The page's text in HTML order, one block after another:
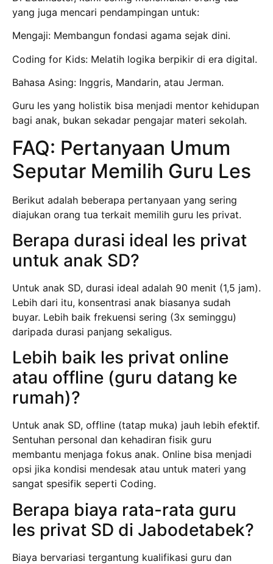
yang juga mencari pendampingan untuk:
Mengaji: Membangun fondasi agama sejak dini.
Coding for Kids: Melatih logika berpikir di era digital.
Bahasa Asing: Inggris, Mandarin, atau Jerman.
Guru les yang holistik bisa menjadi mentor kehidupan
bagi anak, bukan sekadar pengajar materi sekolah.
FAQ: Pertanyaan Umum
Seputar Memilih Guru Les
Berikut adalah beberapa pertanyaan yang sering
diajukan orang tua terkait memilih guru les privat.
Berapa durasi ideal les privat
untuk anak SD?
Untuk anak SD, durasi ideal adalah 90 menit (1,5 jam).
Lebih dari itu, konsentrasi anak biasanya sudah
buyar. Lebih baik frekuensi sering (3x seminggu)
daripada durasi panjang sekaligus.
Lebih baik les privat online
atau offline (guru datang ke
rumah)?
Untuk anak SD, offline (tatap muka) jauh lebih efektif.
Sentuhan personal dan kehadiran fisik guru
membantu menjaga fokus anak. Online bisa menjadi
opsi jika kondisi mendesak atau untuk materi yang
sangat spesifik seperti Coding.
Berapa biaya rata-rata guru
les privat SD di Jabodetabek?
Biaya bervariasi tergantung kualifikasi guru dan